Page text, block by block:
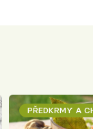
PŘEDKRMY A